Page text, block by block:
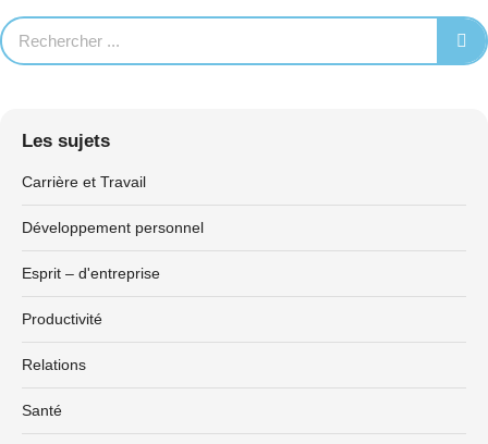
Les sujets
Carrière et Travail
Développement personnel
Esprit – d'entreprise
Productivité
Relations
Santé